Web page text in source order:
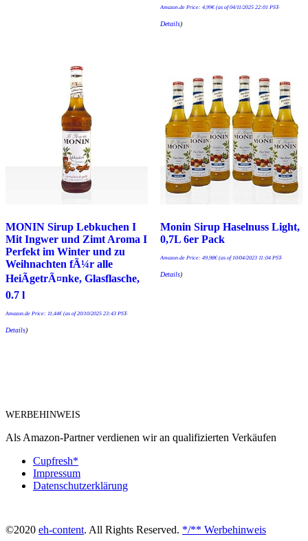
Amazon.de Price: 4,99€(as of 04/11/2025 22:01 PST-
Details)
MONIN Sirup Lebkuchen I
Mit Ingwer und Zimt Aroma I
Perfekt im Winter und zu
Weihnachten fÃ¼r alle
HeiÃgetrÃ¤nke, Glasflasche,
0.7 l
Amazon.de Price: 11,44€(as of 20/10/2025 23:43 PST-
Details)
Monin Sirup Haselnuss Light,
0,7L 6er Pack
Amazon.de Price: 49,98€(as of 10/04/2023 11:04 PST-
Details)
WERBEHINWEIS
Als Amazon-Partner verdienen wir an qualifizierten Verkäufen
Cupfresh*
Impressum
Datenschutzerklärung
©2020 eh-content. All Rights Reserved. */** Werbehinweis